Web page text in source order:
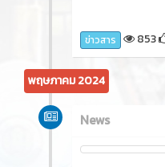
ข่าวสาร 853
พฤษภาคม 2024
News